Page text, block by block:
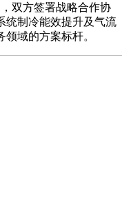
双方签署战略合作协
统制冷能效提升及气流
域的方案标杆。